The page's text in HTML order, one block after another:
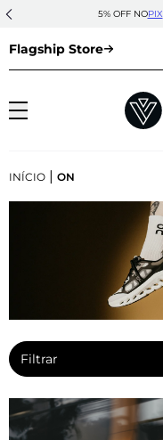
5% OFF NOPIX
Flagship Store
INÍCIO | ON
Filtrar